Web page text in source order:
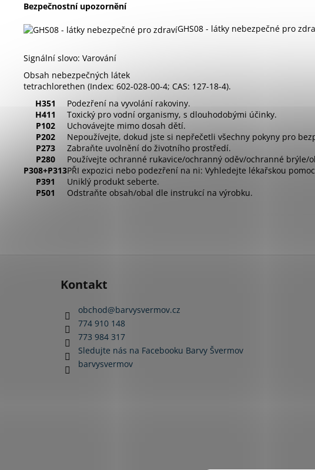
Bezpečnostní upozornění
GHS08 - látky nebezpečné pro
Signální slovo: Varování
Obsah nebezpečných látek
tetrachlorethen (Index: 602-028-00-4; CAS: 127-18-4).
H351
Podezření na vyvolání rakoviny.
H411
Toxický pro vodní organismy, s dlouhodobými účinky.
P102
Uchovávejte mimo dosah dětí.
P202
Nepoužívejte, dokud jste si nepřečetli všechny pokyny pro
P273
Zabraňte uvolnění do životního prostředí.
P280
Používejte ochranné rukavice/ochranný oděv/ochranné brýle/
P308+P313PŘI expozici nebo podezření na ni: Vyhledejte lékařskou
P391
Uniklý produkt seberte.
P501
Odstraňte obsah/obal dle instrukcí na výrobku.
Kontakt
obchod@barvysvermov.cz
774 910 148
773 984 317
Sledujte nás na Facebooku Barvy Švermov
barvysvermov